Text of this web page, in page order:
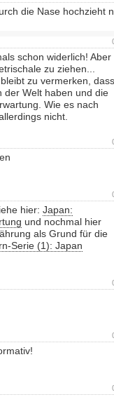
die Nase hochzieht
schon widerlich! Aber
zu ziehen...
zu vermerken, dass
der Welt haben und die
Wie es nach
nicht.
hier: Japan:
und nochmal hier
als Grund für die
Serie (1): Japan